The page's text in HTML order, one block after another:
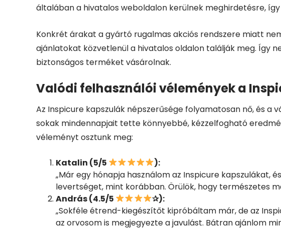
általában a hivatalos weboldalon kerülnek meghirdetésre,
Konkrét árakat a gyártó rugalmas akciós rendszere miatt
ajánlatokat közvetlenül a hivatalos oldalon találják meg. Így
biztonságos terméket vásárolnak.
Valódi felhasználói vélemények a
Az Inspicure kapszulák népszerűsége folyamatosan nő, és
sokak mindennapjait tette könnyebbé, kézzelfogható
véleményt osztunk meg:
Katalin (5/5
):
„Már egy hónapja használom az Inspicure
levertséget, mint korábban. Örülök, hogy természetes
András (4.5/5
✰):
„Sokféle étrend-kiegészítőt kipróbáltam már, de az
az orvosom is megjegyezte a javulást. Bátran ajánlom